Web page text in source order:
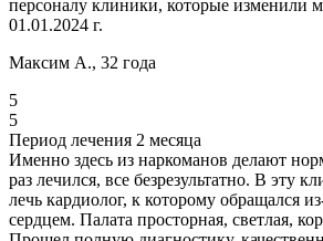
персоналу клиники, которые изменили
01.01.2024 г.
Максим А., 32 года
5
5
Период лечения 2 месяца
Именно здесь из наркоманов делают
раз лечился, все безрезультатно. В эту
лечь кардиолог, к которому обращался
сердцем. Палата просторная, светлая,